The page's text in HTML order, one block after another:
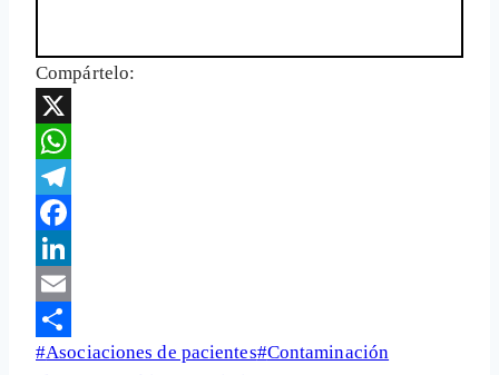
Compártelo:
X
WhatsApp
Telegram
Facebook
LinkedIn
Email
Share
Etiquetas
#Asociaciones de pacientes#Contaminación